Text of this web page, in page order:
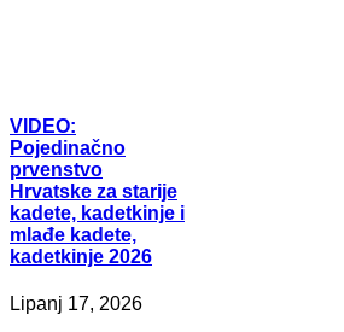
VIDEO:
Pojedinačno
prvenstvo
Hrvatske za starije
kadete, kadetkinje i
mlađe kadete,
kadetkinje 2026
Lipanj 17, 2026